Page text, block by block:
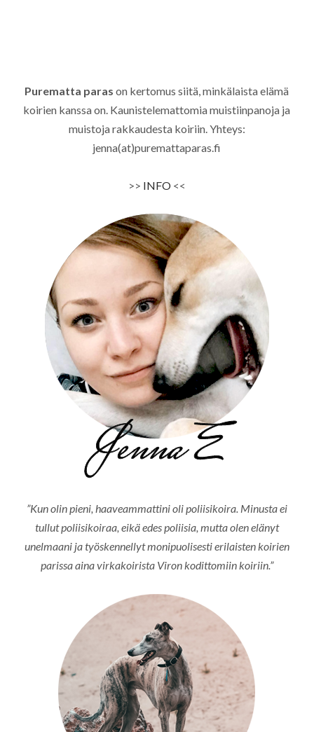
Purematta paras on kertomus siitä, minkälaista elämä
koirien kanssa on. Kaunistelemattomia muistiinpanoja ja
muistoja rakkaudesta koiriin. Yhteys:
jenna(at)puremattaparas.fi
>> INFO<<
”Kun olin pieni, haaveammattini oli poliisikoira. Minusta ei
tullut poliisikoiraa, eikä edes poliisia, mutta olen elänyt
unelmaani ja työskennellyt monipuolisesti erilaisten koirien
parissa aina virkakoirista Viron kodittomiin koiriin.”